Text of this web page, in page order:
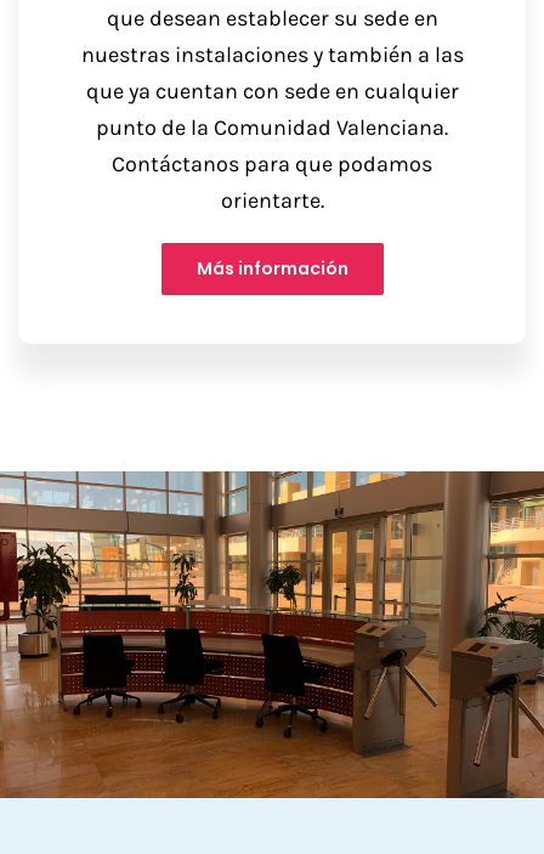
que desean establecer su sede en
nuestras instalaciones y también a las
que ya cuentan con sede en cualquier
punto de la Comunidad Valenciana.
Contáctanos para que podamos
orientarte.
Más información